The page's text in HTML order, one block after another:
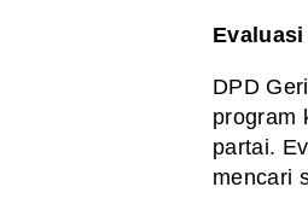
DPD
program
partai.
mencari